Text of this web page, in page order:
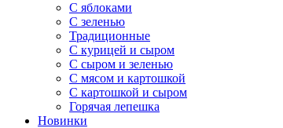
С яблоками
С зеленью
Традиционные
С курицей и сыром
С сыром и зеленью
С мясом и картошкой
С картошкой и сыром
Горячая лепешка
Новинки